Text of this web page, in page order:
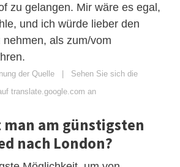
zu gelangen. Mir wäre es egal,
und ich würde lieber den
als zum/vom
der Quelle | Sehen Sie sich die
translate.google.com an
am günstigsten
nach London?